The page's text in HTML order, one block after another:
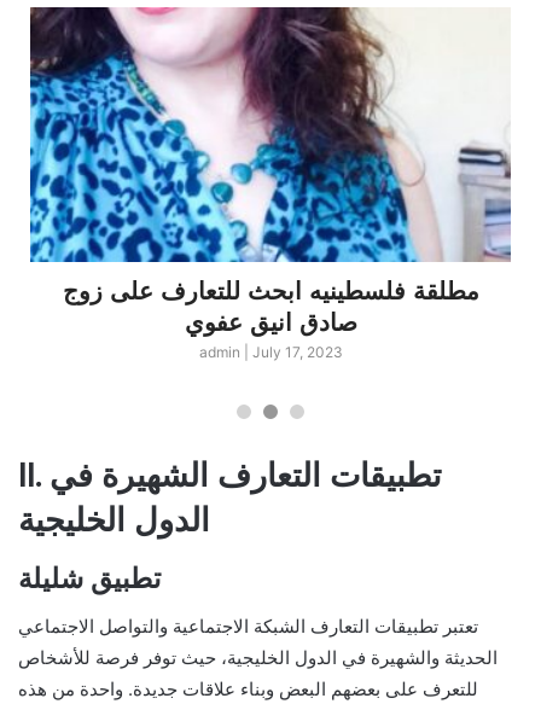
مطلقة فلسطينيه ابحث للتعارف على زوج
صادق انيق عفوي
admin July 17, 2023
II. تطبيقات التعارف الشهيرة في
الدول الخليجية
تطبيق شليلة
تعتبر تطبيقات التعارف الشبكة الاجتماعية والتواصل الاجتماعي
الحديثة والشهيرة في الدول الخليجية، حيث توفر فرصة للأشخاص
للتعرف على بعضهم البعض وبناء علاقات جديدة. واحدة من هذه